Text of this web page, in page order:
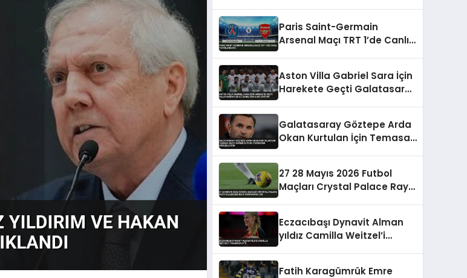
Paris Saint-Germain
Arsenal Maçı TRT 1’de Canlı
Aston Villa Gabriel Sara İçin
Harekete Geçti Galatasaray
Galatasaray Göztepe Arda
Okan Kurtulan İçin Temasa
27 28 Mayıs 2026 Futbol
Maçları Crystal Palace Rayo
Eczacıbaşı Dynavit Alman
yıldız Camilla Weitzel’i
Fatih Karagümrük Emre